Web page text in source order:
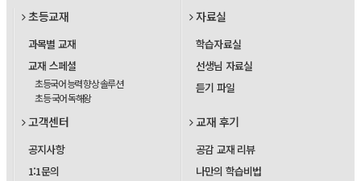
초등교재
과목별 교재
교재 스페셜
초등국어 능력 향상 솔루션
초등 국어 독해왕
자료실
학습자료실
선생님 자료실
듣기 파일
고객센터
공지사항
1:1문의
교재 후기
공감 교재 리뷰
나만의 학습비법